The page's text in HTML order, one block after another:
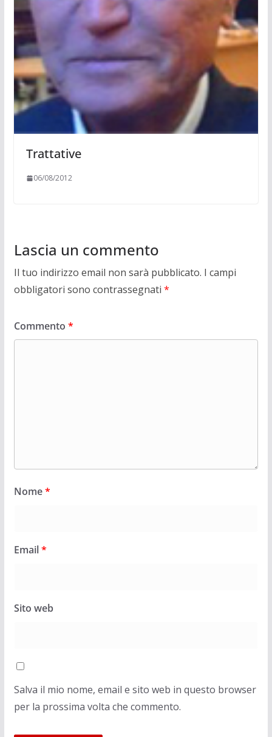
Trattative
06/08/2012
Lascia un commento
Il tuo indirizzo email non sarà pubblicato. I campi
obbligatori sono contrassegnati *
Commento *
Nome*
Email*
Sito web
Salva il mio nome, email e sito web in questo browser
per la prossima volta che commento.